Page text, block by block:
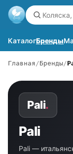
КаталогБренды
Главная Бренды
Pali.
Pali
Pali —